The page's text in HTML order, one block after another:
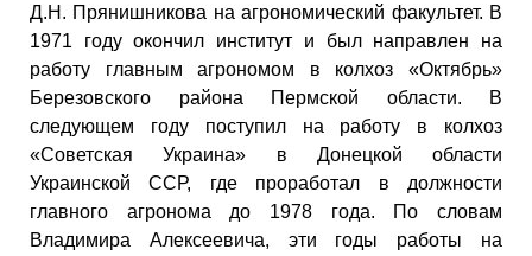
Д.Н. Прянишникова на агрономический факультет. В
1971 году окончил институт и был направлен на
работу главным агрономом в колхоз «Октябрь»
Березовского района Пермской области. В
следующем году поступил на работу в колхоз
«Советская Украина» в Донецкой области
Украинской ССР, где проработал в должности
главного агронома до 1978 года. По словам
Владимира Алексеевича, эти годы работы на